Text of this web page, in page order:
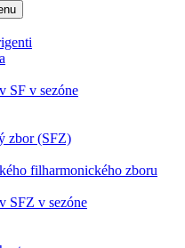
SF v sezóne
zbor (SFZ)
filharmonického zboru
SFZ v sezóne